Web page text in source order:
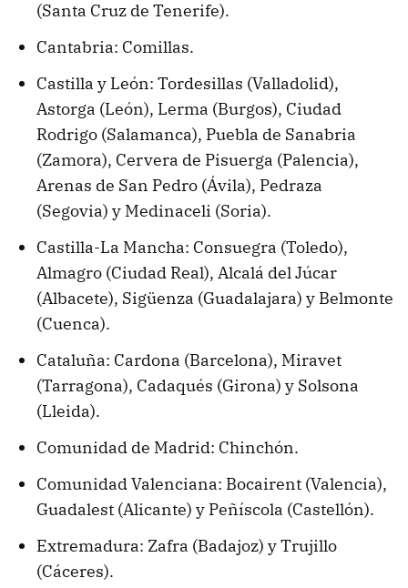
(Santa Cruz de Tenerife).
Cantabria: Comillas.
Castilla y León: Tordesillas (Valladolid),
Astorga (León), Lerma (Burgos), Ciudad
Rodrigo (Salamanca), Puebla de Sanabria
(Zamora), Cervera de Pisuerga (Palencia),
Arenas de San Pedro (Ávila), Pedraza
(Segovia) y Medinaceli (Soria).
Castilla-La Mancha: Consuegra (Toledo),
Almagro (Ciudad Real), Alcalá del Júcar
(Albacete), Sigüenza (Guadalajara) y Belmonte
(Cuenca).
Cataluña: Cardona (Barcelona), Miravet
(Tarragona), Cadaqués (Girona) y Solsona
(Lleida).
Comunidad de Madrid: Chinchón.
Comunidad Valenciana: Bocairent (Valencia),
Guadalest (Alicante) y Peñíscola (Castellón).
Extremadura: Zafra (Badajoz) y Trujillo
(Cáceres).